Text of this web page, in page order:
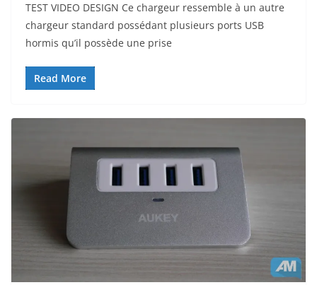
TEST VIDEO DESIGN Ce chargeur ressemble à un autre
chargeur standard possédant plusieurs ports USB
hormis qu’il possède une prise
Read More